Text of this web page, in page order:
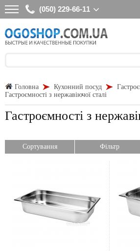
(050) 229-66-11
Головна Кухонний посуд
Гастроємності з нержавіючої сталі
Гастроємності з
Сортування Фільтр